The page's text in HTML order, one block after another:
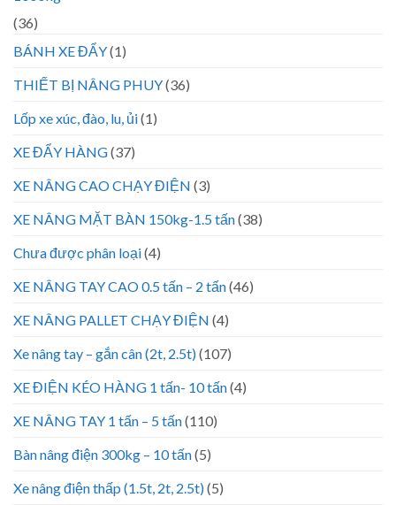
(36)
BÁNH XE ĐẨY(1)
THIẾT BỊ NÂNG PHUY(36)
Lốp xe xúc, đào, lu, ủi(1)
XE ĐẨY HÀNG(37)
XE NÂNG CAO CHẠY ĐIỆN (3)
XE NÂNG MẶT BÀN 150kg-1.5 tấn(38)
Chưa được phân loại(4)
XE NÂNG TAY CAO 0.5 tấn – 2 tấn(46)
XE NÂNG PALLET CHẠY ĐIỆN (4)
Xe nâng tay – gắn cân (2t, 2.5t)(107)
XE ĐIỆN KÉO HÀNG 1 tấn- 10 tấn(4)
XE NÂNG TAY 1 tấn – 5 tấn(110)
Bàn nâng điện 300kg – 10 tấn(5)
Xe nâng điện thấp (1.5t, 2t, 2.5t)(5)